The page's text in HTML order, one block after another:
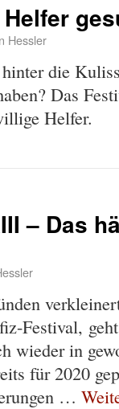
Hessler
die
Das
Helfer.
– Das
Festival,
wieder in
für 2020
…